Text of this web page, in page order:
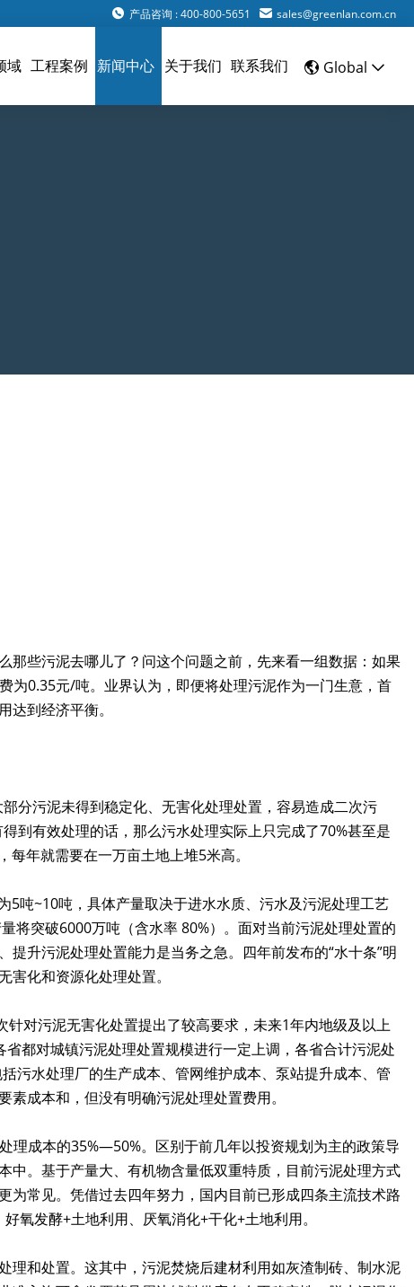
产品咨询 : 400-800-5651 sales@greenlan.com.cn
域 工程案例 新闻中心 关于我们 联系我们 Global
些污泥去哪儿了？问这个问题之前，先来看一组数据：如果
为0.35元/吨。业界认为，即便将处理污泥作为一门生意，首
到经济平衡。
分污泥未得到稳定化、无害化处理处置，容易造成二次污
到有效处理的话，那么污水处理实际上只完成了70%甚至是
年就需要在一万亩土地上堆5米高。
吨~10吨，具体产量取决于进水水质、污水及污泥处理工艺
将突破6000万吨（含水率 80%）。面对当前污泥处理处置的
升污泥处理处置能力是当务之急。四年前发布的“水十条”明
化和资源化处理处置。
对污泥无害化处置提出了较高要求，未来1年内地级及以上
都对城镇污泥处理处置规模进行一定上调，各省合计污泥处
污水处理厂的生产成本、管网维护成本、泵站提升成本、管
成本和，但没有明确污泥处理处置费用。
成本的35%—50%。区别于前几年以投资规划为主的政策导
中。基于产量大、有机物含量低双重特质，目前污泥处理方式
常见。凭借过去四年努力，国内目前已形成四条主流技术路
氧发酵+土地利用、厌氧消化+干化+土地利用。
和处置。这其中，污泥焚烧后建材利用如灰渣制砖、制水泥